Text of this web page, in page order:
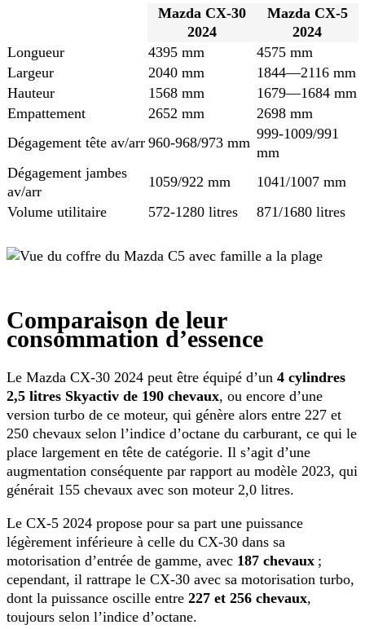
Mazda CX-30
2024
Mazda CX-5
2024
Longueur
4395 mm
4575 mm
Largeur
2040 mm
1844—2116 mm
Hauteur
1568 mm
1679—1684 mm
Empattement
2652 mm
2698 mm
Dégagement tête av/arr 960-968/973 mm
999-1009/991
mm
Dégagement jambes
av/arr
1059/922 mm
1041/1007 mm
Volume utilitaire
572-1280 litres 871/1680 litres
Comparaison de leur
consommation d’essence
Le Mazda CX-30 2024 peut être équipé d’un 4 cylindres
2,5 litres Skyactiv de 190 chevaux, ou encore d’une
version turbo de ce moteur, qui génère alors entre 227 et
250 chevaux selon l’indice d’octane du carburant, ce qui le
place largement en tête de catégorie. Il s’agit d’une
augmentation conséquente par rapport au modèle 2023, qui
générait 155 chevaux avec son moteur 2,0 litres.
Le CX-5 2024 propose pour sa part une puissance
légèrement inférieure à celle du CX-30 dans sa
motorisation d’entrée de gamme, avec 187 chevaux ;
cependant, il rattrape le CX-30 avec sa motorisation turbo,
dont la puissance oscille entre 227 et 256 chevaux,
toujours selon l’indice d’octane.